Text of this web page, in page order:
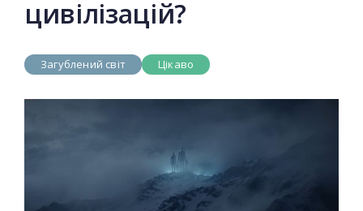
цивілізацій?
Загублений світ Цікаво